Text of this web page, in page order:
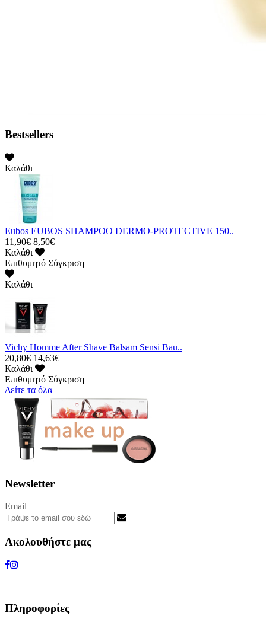
Bestsellers
Καλάθι
Eubos EUBOS SHAMPOO DERMO-PROTECTIVE 150..
11,90€ 8,50€
Καλάθι
Επιθυμητό Σύγκριση
Καλάθι
Vichy Homme After Shave Balsam Sensi Bau..
20,80€ 14,63€
Καλάθι
Επιθυμητό Σύγκριση
Δείτε τα όλα
Newsletter
Email
Ακολουθήστε μας
Πληροφορίες